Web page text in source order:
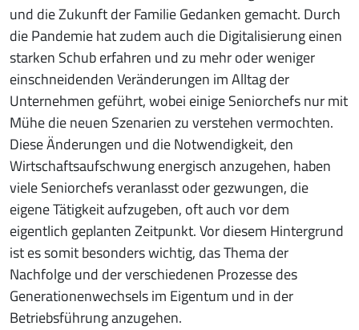
und die Zukunft der Familie Gedanken gemacht. Durch
die Pandemie hat zudem auch die Digitalisierung einen
starken Schub erfahren und zu mehr oder weniger
einschneidenden Veränderungen im Alltag der
Unternehmen geführt, wobei einige Seniorchefs nur mit
Mühe die neuen Szenarien zu verstehen vermochten.
Diese Änderungen und die Notwendigkeit, den
Wirtschaftsaufschwung energisch anzugehen, haben
viele Seniorchefs veranlasst oder gezwungen, die
eigene Tätigkeit aufzugeben, oft auch vor dem
eigentlich geplanten Zeitpunkt. Vor diesem Hintergrund
ist es somit besonders wichtig, das Thema der
Nachfolge und der verschiedenen Prozesse des
Generationenwechsels im Eigentum und in der
Betriebsführung anzugehen.